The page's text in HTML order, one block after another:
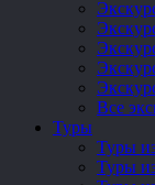
Все
Туры
Туры
Туры